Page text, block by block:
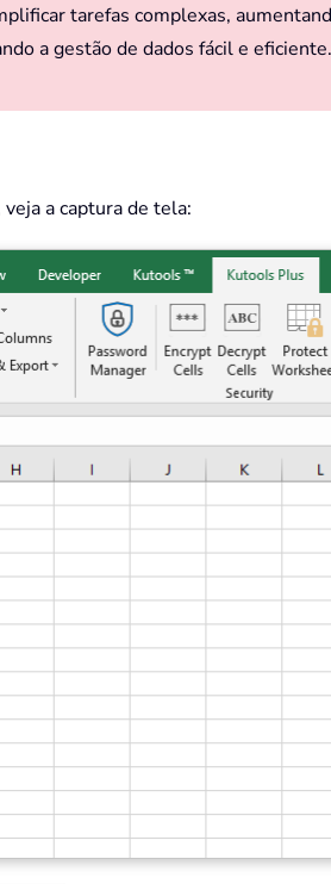
tarefas complexas,
a gestão de dados fácil e eficiente.
a captura de tela: